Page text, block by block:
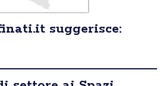
suggerisce: